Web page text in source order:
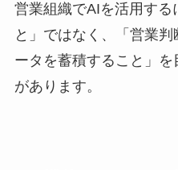
営業組織でAIを活用する
と」ではなく、「営業
ータを蓄積すること」
があります。